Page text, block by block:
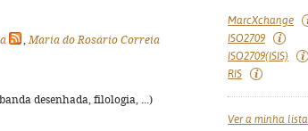
,Maria do Rosário Correia
desenhada, filologia, ...)
MarcXchange
ISO2709
ISO2709(ISIS)
RIS
Ver a minha lista